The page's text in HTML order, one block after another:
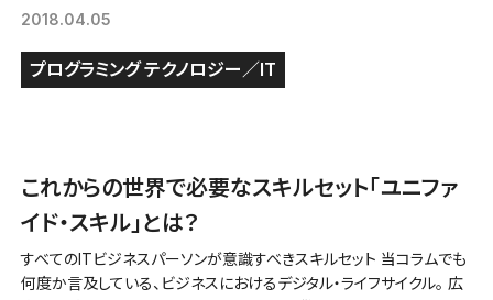
2018.04.05
プログラミング テクノロジー／IT
これからの世界で必要なスキルセット「ユニファ
イド・スキル」とは？
すべてのITビジネスパーソンが意識すべきスキルセット 当コラムでも
何度か言及している、ビジネスにおけるデジタル・ライフサイクル。 広